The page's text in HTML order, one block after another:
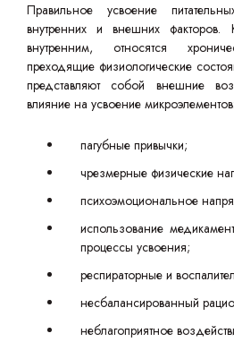
Правильное усвоение
внутренних и внешних
внутренним, относятся
преходящие физиологические
представляют собой внешние
влияние на усвоение микроэлементов:
пагубные привычки;
чрезмерные физические
психоэмоциональное
использование
процессы усвоения;
респираторные и
несбалансированный
неблагоприятное